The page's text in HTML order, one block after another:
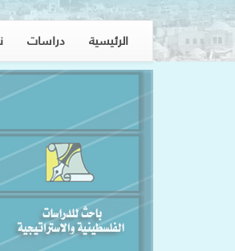
الرئيسية دراسات